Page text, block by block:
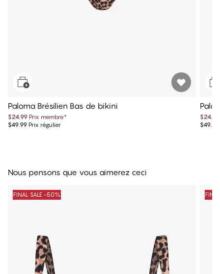
Paloma Brésilien Bas de bikini
$24.99 Prix membre*
$49.99 Prix régulier
$24.99
$49.99
Nous pensons que vous aimerez ceci
FINAL SALE -50%